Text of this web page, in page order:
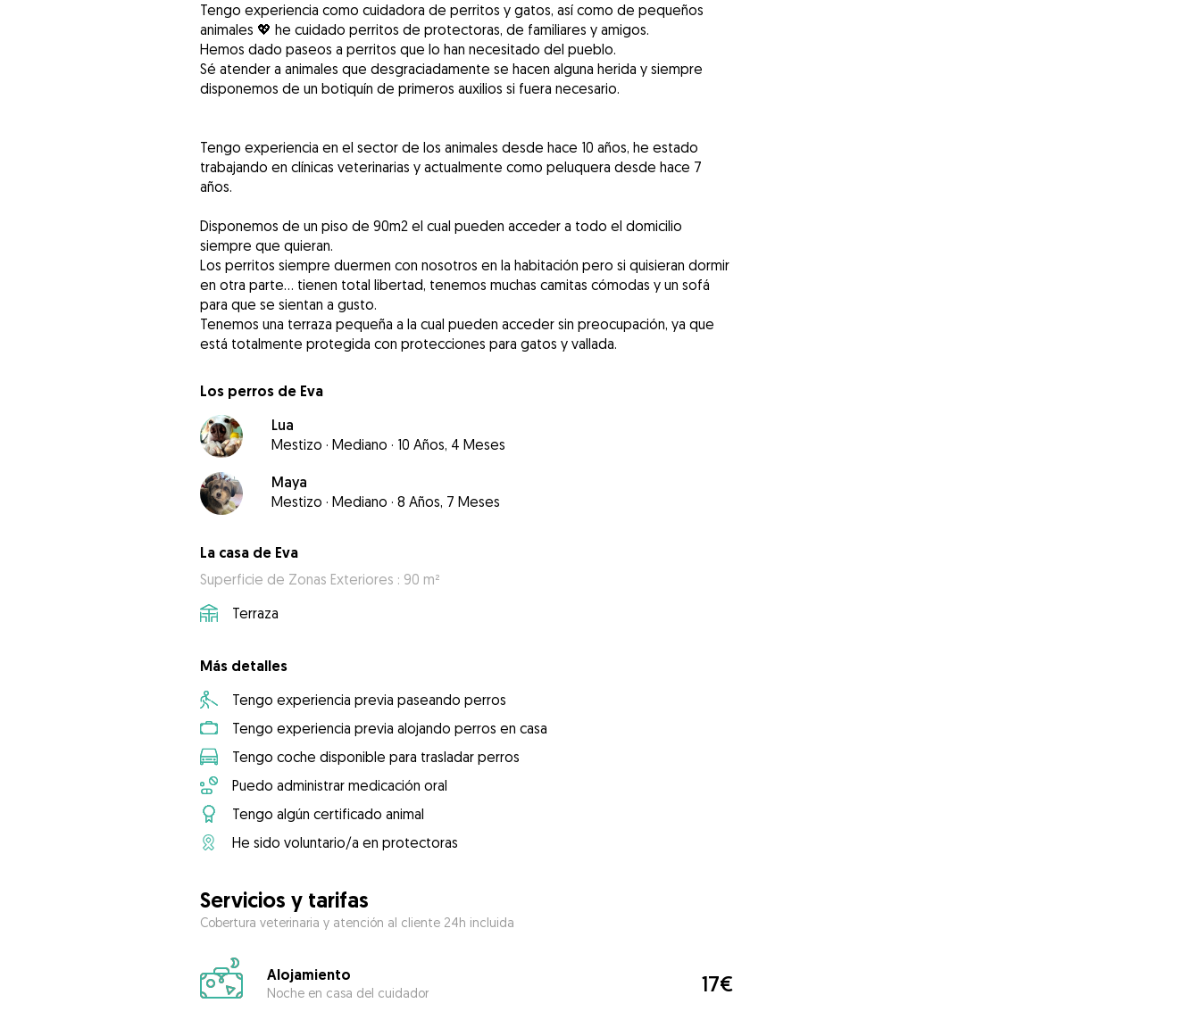
Tengo experiencia como cuidadora de perritos y gatos, así como de pequeños
animales 💖 he cuidado perritos de protectoras, de familiares y amigos.
Hemos dado paseos a perritos que lo han necesitado del pueblo.
Sé atender a animales que desgraciadamente se hacen alguna herida y siempre
disponemos de un botiquín de primeros auxilios si fuera necesario.
Tengo experiencia en el sector de los animales desde hace 10 años, he estado
trabajando en clínicas veterinarias y actualmente como peluquera desde hace 7
años.
Disponemos de un piso de 90m2 el cual pueden acceder a todo el domicilio
siempre que quieran.
Los perritos siempre duermen con nosotros en la habitación pero si quisieran dormir
en otra parte… tienen total libertad, tenemos muchas camitas cómodas y un sofá
para que se sientan a gusto.
Tenemos una terraza pequeña a la cual pueden acceder sin preocupación, ya que
Los perros de Eva
Lua
Mestizo · Mediano · 10 Años, 4 Meses
Maya
Mestizo · Mediano · 8 Años, 7 Meses
La casa de Eva
Superficie de Zonas Exteriores : 90 m²
Terraza
Más detalles
Tengo experiencia previa paseando perros
Tengo experiencia previa alojando perros en casa
Tengo coche disponible para trasladar perros
Puedo administrar medicación oral
Tengo algún certificado animal
He sido voluntario/a en protectoras
Servicios y tarifas
Cobertura veterinaria y atención al cliente 24h incluida
Alojamiento
Noche en casa del cuidador 17€